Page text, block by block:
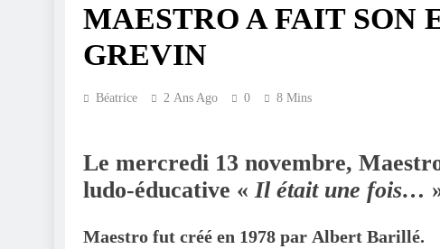
MAESTRO A FAIT SON
GREVIN
Béatrice 2 Ans Ago 0 8 Mins
Le mercredi 13 novembre,
ludo-éducative « Il était une fois…
Maestro fut créé en 1978 par Albert Barillé.